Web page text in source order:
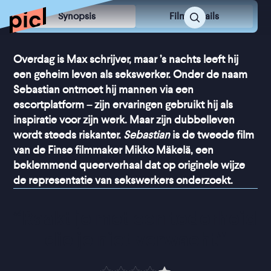
Synopsis Film Details
Overdag is Max schrijver, maar ’s nachts leeft hij
een geheim leven als sekswerker. Onder de naam
Sebastian ontmoet hij mannen via een
escortplatform – zijn ervaringen gebruikt hij als
inspiratie voor zijn werk. Maar zijn dubbelleven
wordt steeds riskanter. Sebastianis de tweede film
van de Finse filmmaker Mikko Mäkelä, een
beklemmend queerverhaal dat op originele wijze
de representatie van sekswerkers onderzoekt.